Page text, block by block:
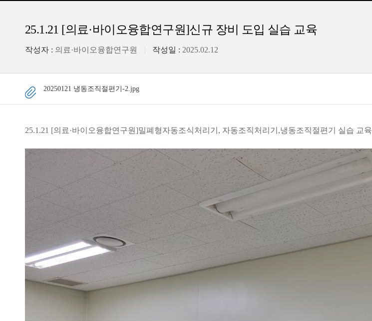
25.1.21 [의료·바이오융합연구원]신규 장비 도입 실습 교육
작성자 : 의료·바이오융합연구원 작성일 : 2025.02.12
20250121 냉동조직절편기-2.jpg
25.1.21 [의료·바이오융합연구원]밀폐형자동조식처리기, 자동조직처리기,냉동조직절편기 실습 교육